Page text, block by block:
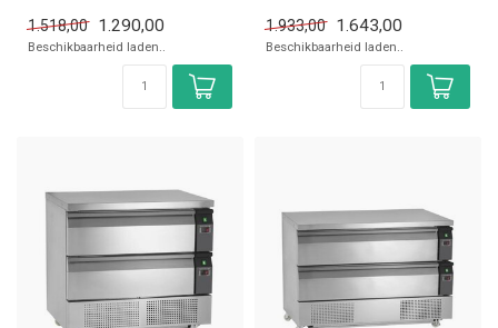
✓ Geventileerd
✓ Breed...
1.518,00 1.290,00
Beschikbaarheid laden..
✓ Geventileerd
✓ Bree...
1.933,00 1.643,00
Beschikbaarheid laden..